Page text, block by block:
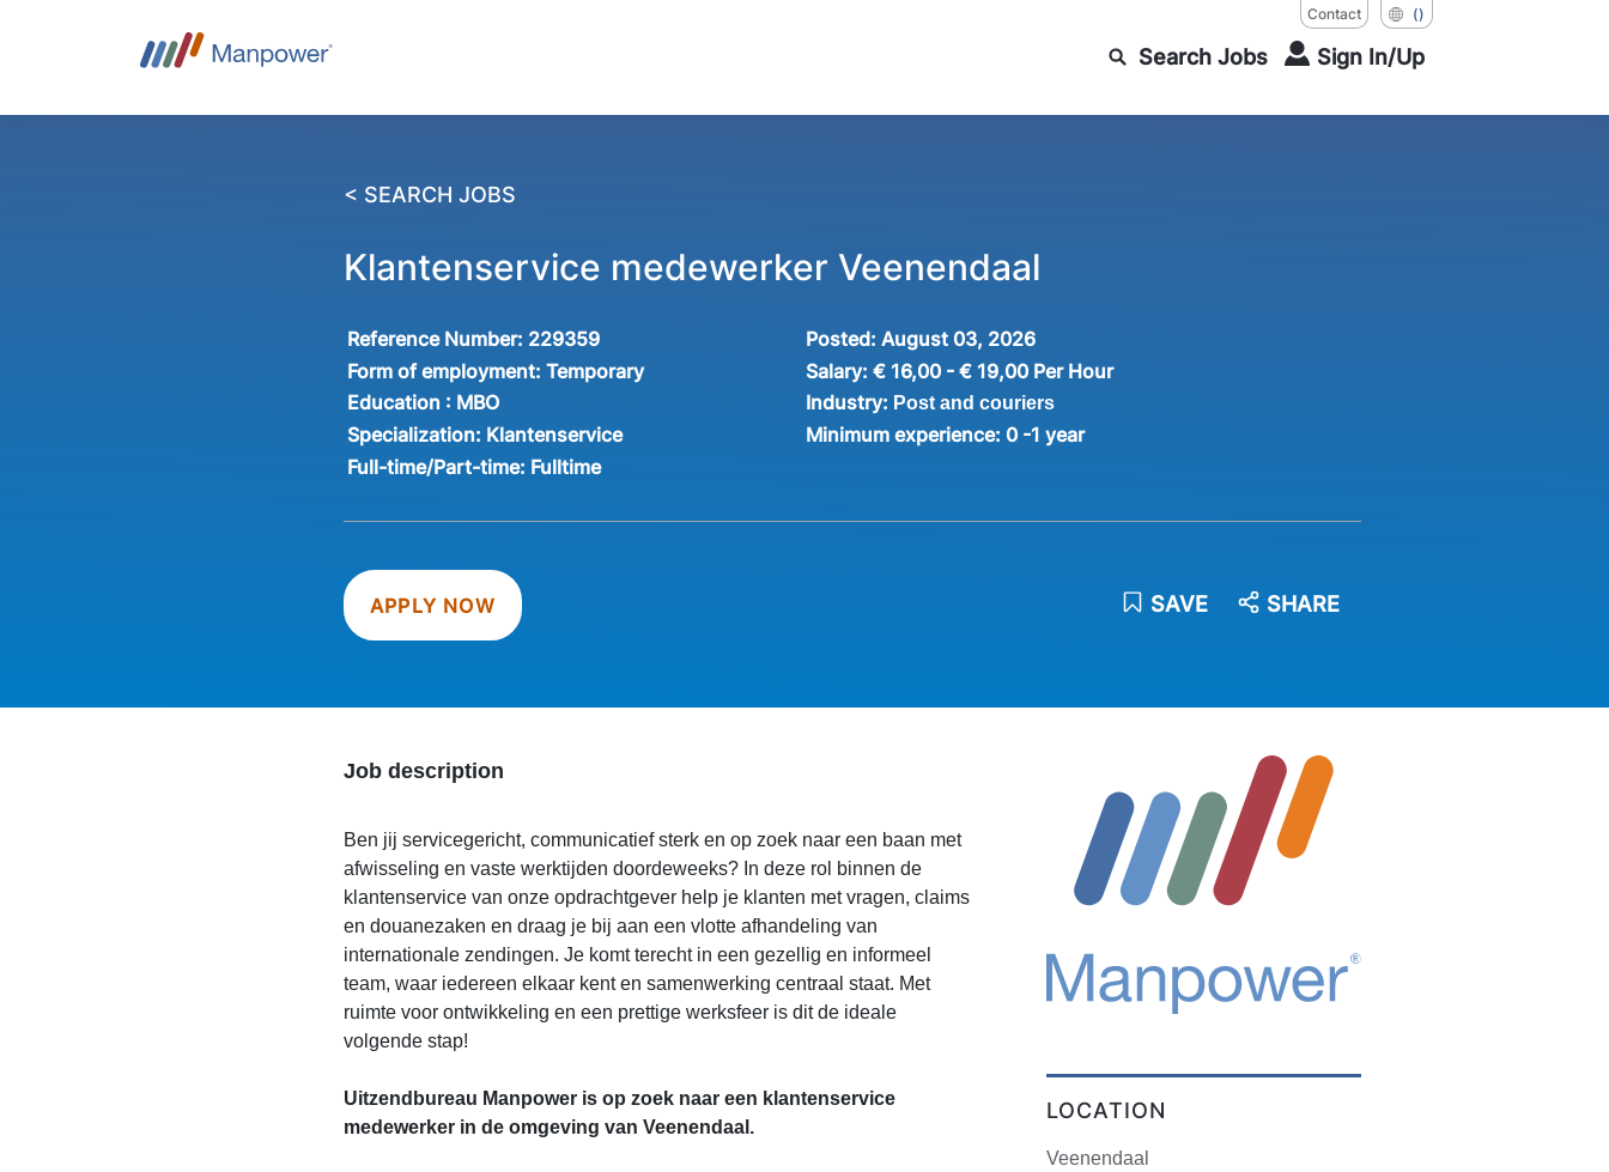
Contact ()
Search Jobs Sign In/Up
< SEARCH JOBS
Klantenservice medewerker Veenendaal
Reference Number: 229359 Posted: August 03, 2026
Form of employment:Temporary Salary: € 16,00 - € 19,00 Per Hour
Education : MBO Industry: Post and couriers
Specialization: Klantenservice Minimum experience: 0 -1 year
Full-time/Part-time: Fulltime
APPLY NOW SAVE SHARE
Job description
Ben jij servicegericht, communicatief sterk en op zoek naar een baan met
afwisseling en vaste werktijden doordeweeks? In deze rol binnen de
klantenservice van onze opdrachtgever help je klanten met vragen, claims
en douanezaken en draag je bij aan een vlotte afhandeling van
internationale zendingen. Je komt terecht in een gezellig en informeel
team, waar iedereen elkaar kent en samenwerking centraal staat. Met
ruimte voor ontwikkeling en een prettige werksfeer is dit de ideale
volgende stap!
Uitzendbureau Manpower is op zoek naar een klantenservice
medewerker in de omgeving van Veenendaal.
LOCATION
Veenendaal